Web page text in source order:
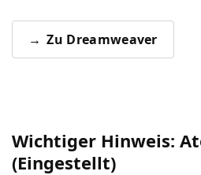
Zu Dreamweaver
Wichtiger Hinweis:
(Eingestellt)